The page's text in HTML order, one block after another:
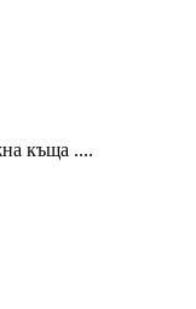
къща ....